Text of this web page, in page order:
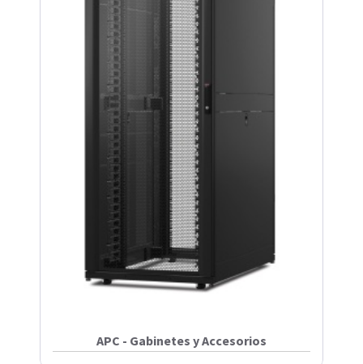
APC - Gabinetes y Accesorios